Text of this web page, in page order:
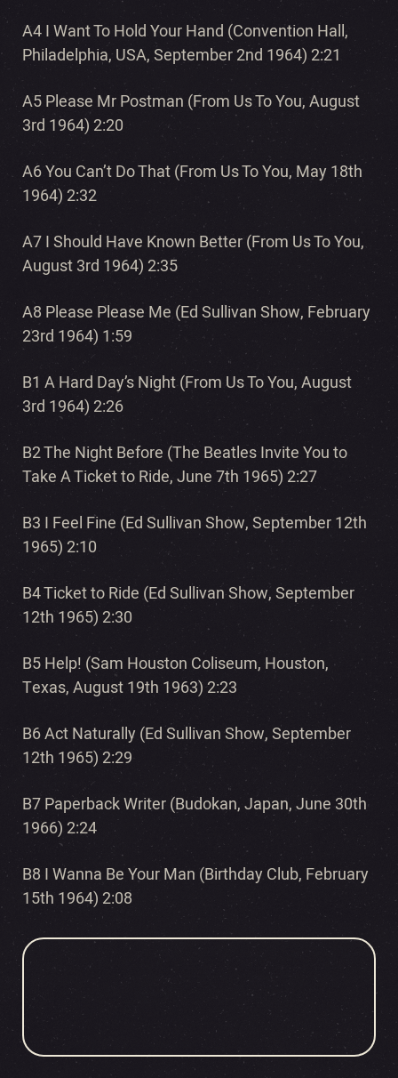
A4 I Want To Hold Your Hand (Convention Hall,
Philadelphia, USA, September 2nd 1964) 2:21
A5 Please Mr Postman (From Us To You, August
3rd 1964) 2:20
A6 You Can’t Do That (From Us To You, May 18th
1964) 2:32
A7 I Should Have Known Better (From Us To You,
August 3rd 1964) 2:35
A8 Please Please Me (Ed Sullivan Show, February
23rd 1964) 1:59
B1 A Hard Day’s Night (From Us To You, August
3rd 1964) 2:26
B2 The Night Before (The Beatles Invite You to
Take A Ticket to Ride, June 7th 1965) 2:27
B3 I Feel Fine (Ed Sullivan Show, September 12th
1965) 2:10
B4 Ticket to Ride (Ed Sullivan Show, September
12th 1965) 2:30
B5 Help! (Sam Houston Coliseum, Houston,
Texas, August 19th 1963) 2:23
B6 Act Naturally (Ed Sullivan Show, September
12th 1965) 2:29
B7 Paperback Writer (Budokan, Japan, June 30th
1966) 2:24
B8 I Wanna Be Your Man (Birthday Club, February
15th 1964) 2:08